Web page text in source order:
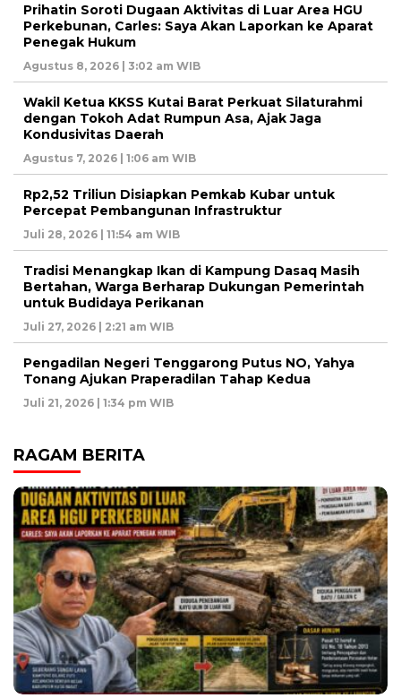
Prihatin Soroti Dugaan Aktivitas di Luar Area HGU
Perkebunan, Carles: Saya Akan Laporkan ke Aparat
Penegak Hukum
Agustus 8, 2026 | 3:02 am WIB
Wakil Ketua KKSS Kutai Barat Perkuat Silaturahmi
dengan Tokoh Adat Rumpun Asa, Ajak Jaga
Kondusivitas Daerah
Agustus 7, 2026 | 1:06 am WIB
Rp2,52 Triliun Disiapkan Pemkab Kubar untuk
Percepat Pembangunan Infrastruktur
Juli 28, 2026 | 11:54 am WIB
Tradisi Menangkap Ikan di Kampung Dasaq Masih
Bertahan, Warga Berharap Dukungan Pemerintah
untuk Budidaya Perikanan
Juli 27, 2026 | 2:21 am WIB
Pengadilan Negeri Tenggarong Putus NO, Yahya
Tonang Ajukan Praperadilan Tahap Kedua
Juli 21, 2026 | 1:34 pm WIB
RAGAM BERITA